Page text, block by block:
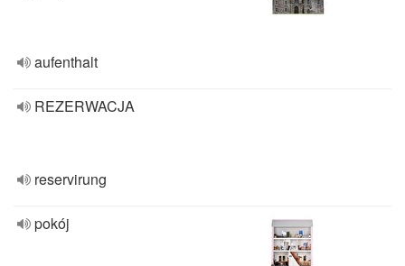
aufenthalt
REZERWACJA
reservirung
pokój